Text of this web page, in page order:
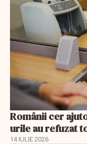
Românii cer
urile au refuzat
14 IULIE 2026